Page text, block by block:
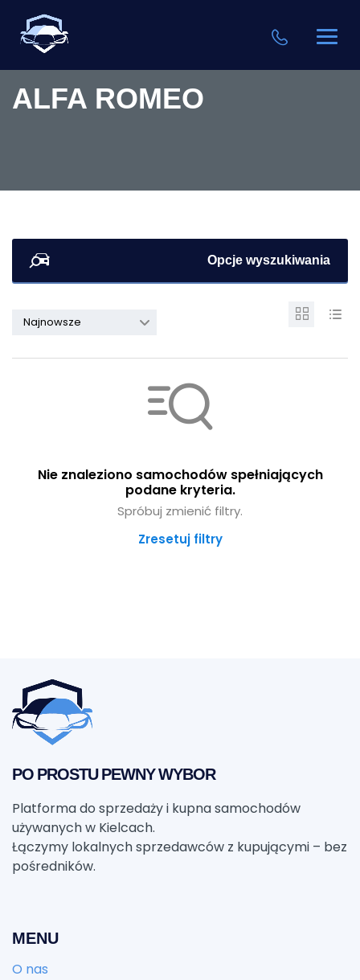
ALFA ROMEO
Opcje wyszukiwania
Najnowsze
Nie znaleziono samochodów spełniających
podane kryteria.
Spróbuj zmienić filtry.
Zresetuj filtry
PO PROSTU PEWNY WYBOR
Platforma do sprzedaży i kupna samochodów
używanych w Kielcach.
Łączymy lokalnych sprzedawców z kupującymi – bez
pośredników.
MENU
O nas